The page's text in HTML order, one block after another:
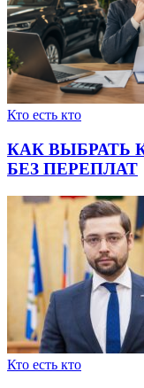
Кто есть кто
КАК ВЫБРАТЬ
БЕЗ ПЕРЕПЛАТ
Кто есть кто